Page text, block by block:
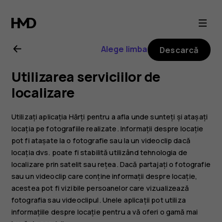
Ghid
de
utilizare
Nokia
8.1
Alege limba Descarcă
Utilizarea serviciilor de
localizare
Utilizați aplicația Hărți pentru a afla unde sunteți și atașați
locația pe fotografiile realizate. Informații despre locație
pot fi atașate la o fotografie sau la un videoclip dacă
locația dvs. poate fi stabilită utilizând tehnologia de
localizare prin satelit sau rețea. Dacă partajați o fotografie
sau un videoclip care conține informații despre locație,
acestea pot fi vizibile persoanelor care vizualizează
fotografia sau videoclipul. Unele aplicații pot utiliza
informațiile despre locație pentru a vă oferi o gamă mai